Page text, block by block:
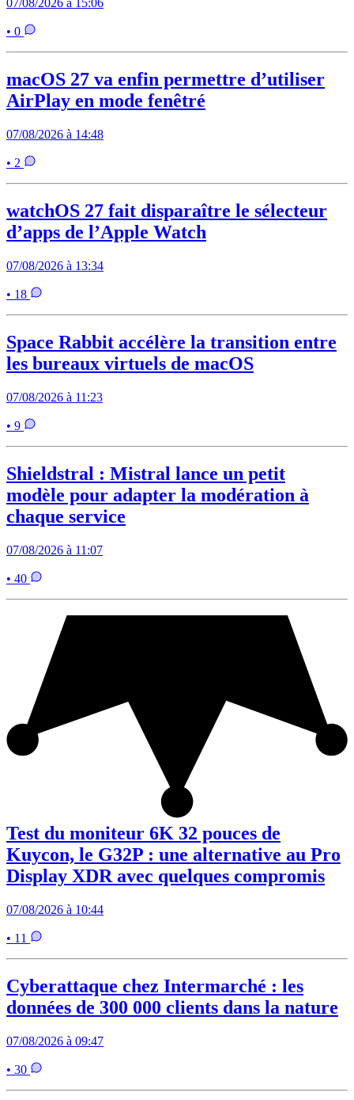
07/08/2026 à 15:06
• 0
macOS 27 va enfin permettre d’utiliser
AirPlay en mode fenêtré
07/08/2026 à 14:48
• 2
watchOS 27 fait disparaître le sélecteur
d’apps de l’Apple Watch
07/08/2026 à 13:34
• 18
Space Rabbit accélère la transition entre
les bureaux virtuels de macOS
07/08/2026 à 11:23
• 9
Shieldstral : Mistral lance un petit
modèle pour adapter la modération à
chaque service
07/08/2026 à 11:07
• 40
Test du moniteur 6K 32 pouces de
Kuycon, le G32P : une alternative au Pro
Display XDR avec quelques compromis
07/08/2026 à 10:44
• 11
Cyberattaque chez Intermarché : les
données de 300 000 clients dans la nature
07/08/2026 à 09:47
• 30